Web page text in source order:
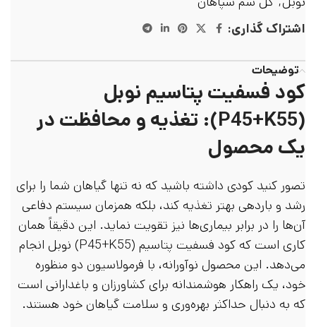
اشتراک گذاری:
توضیحات
کود فسفیت پتاسیم نوبل
(P45+K55): تغذیه و محافظت در
یک محصول
تصور کنید کودی داشته باشید که نه تنها گیاهان شما را برای
رشد و باردهی بهتر تغذیه کند، بلکه همزمان سیستم دفاعی
آن‌ها را در برابر بیماری‌ها نیز تقویت نماید. این دقیقاً همان
کاری است که کود فسفیت پتاسیم (P45+K55) نوبل انجام
می‌دهد. این محصول نوآورانه، با فرمولاسیون دو منظوره
خود، یک راهکار هوشمندانه برای کشاورزان و باغدارانی است
که به دنبال حداکثر بهره‌وری و سلامت گیاهان خود هستند.